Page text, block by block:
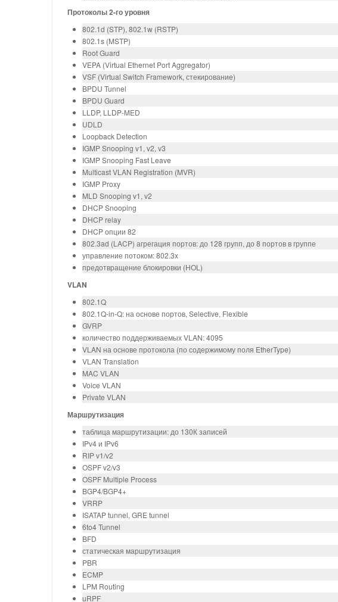
Протоколы 2-го уровня
802.1d (STP), 802.1w (RSTP)
802.1s (MSTP)
Root Guard
VEPA (Virtual Ethernet Port Aggregator)
VSF (Virtual Switch Framework, стекирование)
BPDU Tunnel
BPDU Guard
LLDP, LLDP-MED
UDLD
Loopback Detection
IGMP Snooping v1, v2, v3
IGMP Snooping Fast Leave
Multicast VLAN Registration (MVR)
IGMP Proxy
MLD Snooping v1, v2
DHCP Snooping
DHCP relay
DHCP опции 82
802.3ad (LACP) агрегация портов: до 128 групп, до 8 портов в группе
управление потоком: 802.3x
предотвращение блокировки (HOL)
VLAN
802.1Q
802.1Q-in-Q: на основе портов, Selective, Flexible
GVRP
количество поддерживаемых VLAN: 4095
VLAN на основе протокола (по содержимому поля EtherType)
VLAN Translation
MAC VLAN
Voice VLAN
Private VLAN
Маршрутизация
таблица маршрутизации: до 130К записей
IPv4 и IPv6
RIP v1/v2
OSPF v2/v3
OSPF Multiple Process
BGP4/BGP4+
VRRP
ISATAP tunnel, GRE tunnel
6to4 Tunnel
BFD
статическая маршрутизация
PBR
ECMP
LPM Routing
uRPF